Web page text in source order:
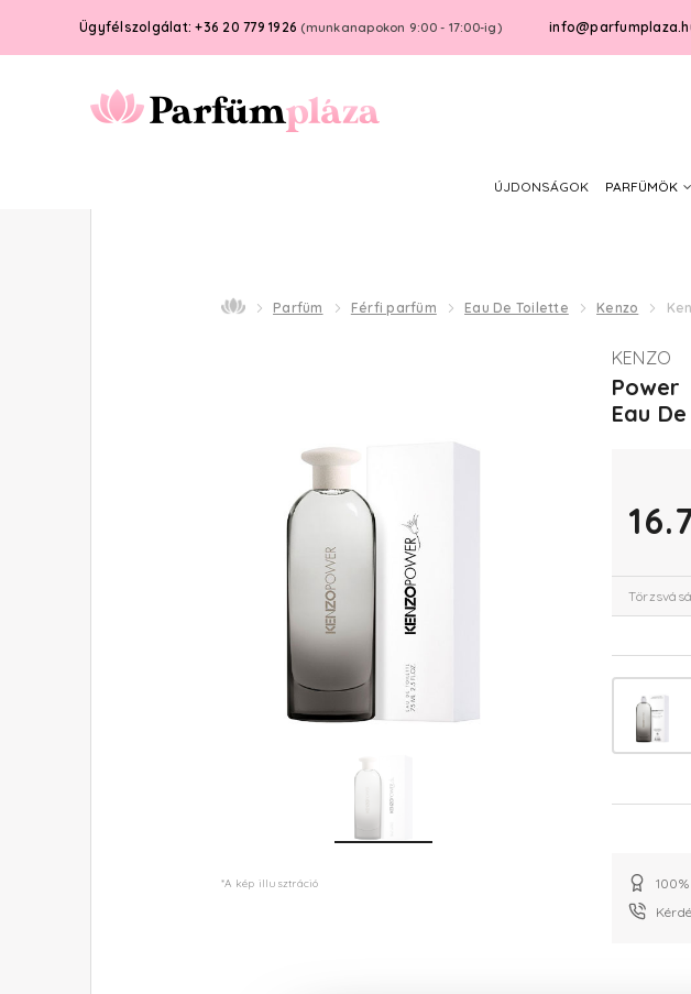
Ügyfélszolgálat: +36 20 779 1926 (munkanapokon 9:00 - 17:00-ig)
ÚJDONSÁGOK PARFÜMÖK
Parfüm Férfi parfüm Eau De Toilette Kenzo
*A kép illusztráció
KENZO
Power
Eau